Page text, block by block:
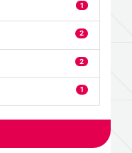
1
2
2
1